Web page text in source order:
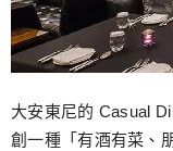
大安東尼的 Casual
創一種「有酒有菜、